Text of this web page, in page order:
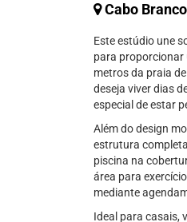
Cabo
Este estúdio une
para proporcionar
metros da praia
deseja viver dias
especial de estar
Além do design
estrutura
piscina na
área para
mediante
Ideal para casais,